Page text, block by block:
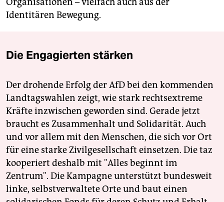
Organisationen – vielfach auch aus der
Identitären Bewegung.
Die Engagierten stärken
Der drohende Erfolg der AfD bei den kommenden
Landtagswahlen zeigt, wie stark rechtsextreme
Kräfte inzwischen geworden sind. Gerade jetzt
braucht es Zusammenhalt und Solidarität. Auch
und vor allem mit den Menschen, die sich vor Ort
für eine starke Zivilgesellschaft einsetzen. Die taz
kooperiert deshalb mit "Alles beginnt im
Zentrum". Die Kampagne unterstützt bundesweit
linke, selbstverwaltete Orte und baut einen